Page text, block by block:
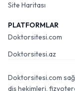
Site Haritası
PLATFORMLAR
Doktorsitesi.com
Doktorsitesi.az
Doktorsitesi.com
diş hekimleri,